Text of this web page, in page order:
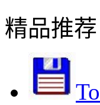
精品推荐